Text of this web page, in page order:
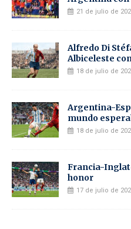
21 de julio de
Alfredo Di
Albiceleste
18 de julio de
Argentina-
mundo
18 de julio de
Francia-
honor
17 de julio de